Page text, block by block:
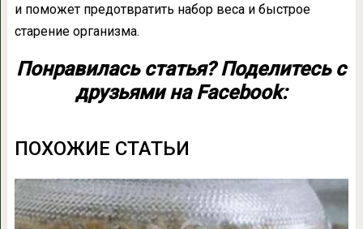
и поможет предотвратить набор веса и быстрое
старение организма.
Понравилась статья? Поделитесь с
друзьями на Facebook:
ПОХОЖИЕ СТАТЬИ